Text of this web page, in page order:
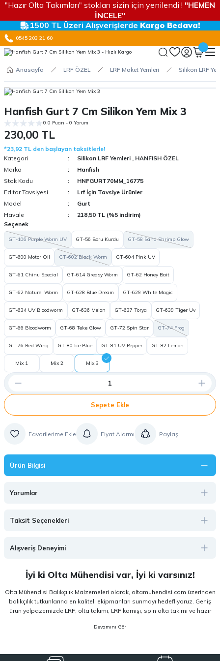
"Hazır Olta Takımları" stokları sizin için yenilendi ! "HEMEN
İNCELE"
1500 TL Üzeri Alışverişlerde Kargo Bedava!
0545 203 21 60
Anasayfa LRF ÖZEL LRF Maket Yemleri Silikon LRF
Hanfish Gurt 7 Cm Silikon Yem Mix 3
0.0 Puan - 0 Yorum
230,00 TL
*23,92 TL den başlayan taksitlerle!
Kategori
Silikon LRF Yemleri , HANFISH ÖZEL
Marka
Hanfish
Stok Kodu
HNFGURT70MM_16775
Editör Tavsiyesi
Lrf İçin Tavsiye Ürünler
Model
Gurt
Havale
218,50 TL (%5 indirim)
Seçenek
GT-106 Purple Worm UV GT-56 Boru Kurdu GT-58 Sand Shrimp Glow
GT-600 Motor Oil GT-602 Black Worm GT-604 Pink UV
GT-61 Chinu Special GT-614 Greasy Worm GT-62 Honey Bait
GT-62 Naturel Worm GT-628 Blue Dream GT-629 White Magic
GT-634 UV Bloodworm GT-636 Melon GT-637 Torya GT-639 Tiger Uv
GT-66 Bloodworm GT-68 Teke Glow GT-72 Spin Star GT-74 Frog
GT-76 Red Wing GT-80 Ice Blue GT-81 UV Pepper GT-82 Lemon
Mix 1 Mix 2 Mix 3
Sepete Ekle
Fiyat Alarmı Paylaş
Ürün Bilgisi
Yorumlar
Taksit Seçenekleri
Alışveriş Deneyimi
İyi ki Olta Mühendisi var, İyi ki varsınız!
Olta Mühendisi Balıkçılık Malzemeleri olarak, oltamuhendisi.com üzerinden
balıkçılık tutkunlarına en kaliteli ekipmanları sunmayı hedefliyoruz. Geniş
ürün yelpazemizde LRF, olta takımı, LRF kamışı, spin olta takımı ve hazır
kullanıcıların ihtiyaçlarına hitap eden çözümler yer almaktadır. Deneyim